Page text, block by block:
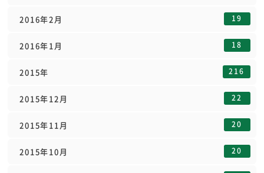
2016年2月 19
2016年1月 18
2015年 216
2015年12月 22
2015年11月 20
2015年10月 20